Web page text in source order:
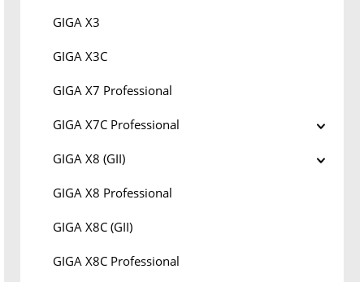
GIGA X3
GIGA X3C
GIGA X7 Professional
GIGA X7C Professional
GIGA X8 (GII)
GIGA X8 Professional
GIGA X8C (GII)
GIGA X8C Professional